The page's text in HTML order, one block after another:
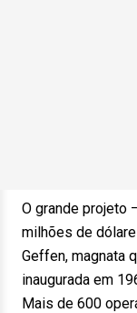
O grande projeto
milhões de
Geffen, magnata
inaugurada em
Mais de 600